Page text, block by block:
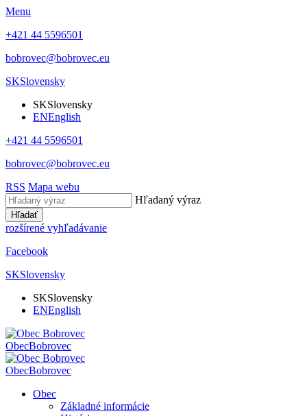
Menu
+421 44 5596501
bobrovec@bobrovec.eu
SKSlovensky
SKSlovensky
ENEnglish
+421 44 5596501
bobrovec@bobrovec.eu
RSS Mapa webu
Hľadaný výraz
Hľadať
rozšírené vyhľadávanie
Facebook
SKSlovensky
SKSlovensky
ENEnglish
ObecBobrovec
ObecBobrovec
Obec
Základné informácie